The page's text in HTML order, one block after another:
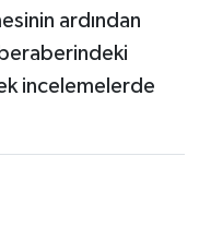
ardından
incelemelerde